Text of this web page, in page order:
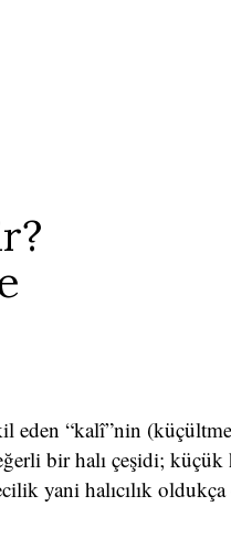
eden “kalî”nin
bir halı çeşidi;
yani halıcılık